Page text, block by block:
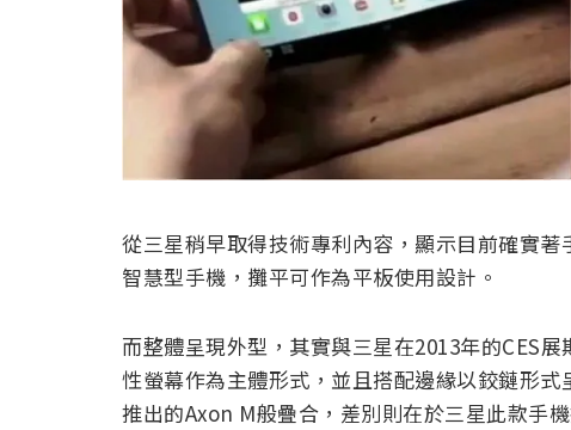
從三星稍早取得技術專利內容，顯示目前確實
智慧型手機，攤平可作為平板使用設計。
而整體呈現外型，其實與三星在2013年的CES
性螢幕作為主體形式，並且搭配邊緣以鉸鏈形
推出的Axon M般疊合，差別則在於三星此款手